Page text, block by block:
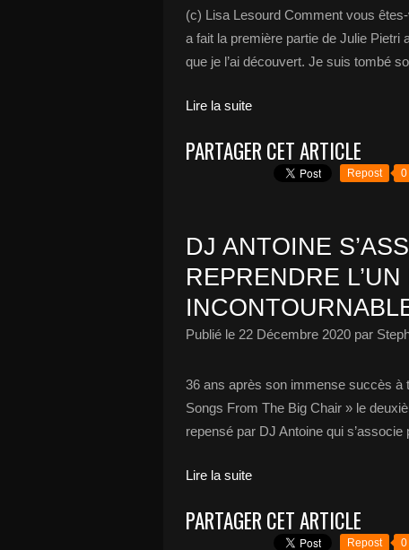
(c) Lisa Lesourd Comment vous
a fait la première partie de Julie Pietri
que je l’ai découvert. Je suis tombé
Lire la suite
PARTAGER CET ARTICLE
Repost 0
DJ ANTOINE
REPRENDRE
Publié le 22 Décembre 2020 par
36 ans après son immense succès à
Songs From The Big Chair » le
repensé par DJ Antoine qui
Lire la suite
PARTAGER CET ARTICLE
Repost 0